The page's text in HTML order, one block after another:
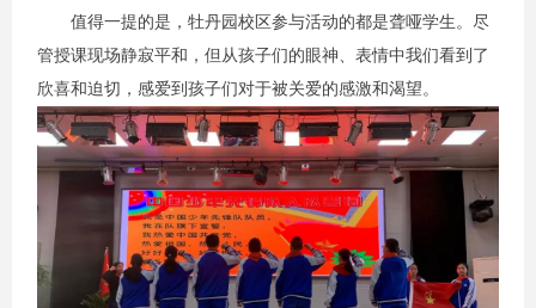
值得一提的是，牡丹园校区参与活动的都是聋哑学生。尽
管授课现场静寂平和，但从孩子们的眼神、表情中我们看到了
欣喜和迫切，感爱到孩子们对于被关爱的感激和渴望。